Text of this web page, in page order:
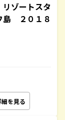
ゾートスタ
島 ２０１８
細を見る